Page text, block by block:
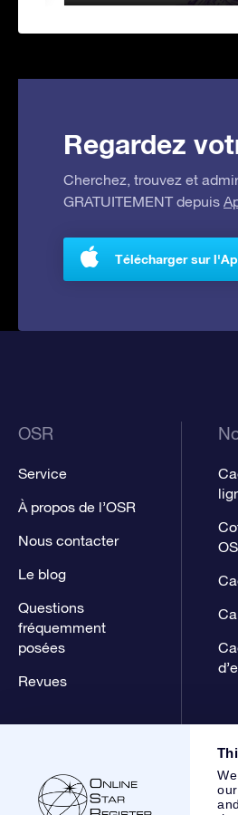
Regardez
Cherchez, trouvez et
GRATUITEMENT depuis
Télécharger sur
OSR
Service
À propos de l’OSR
Nous contacter
Le blog
Questions
fréquemment
posées
Revues